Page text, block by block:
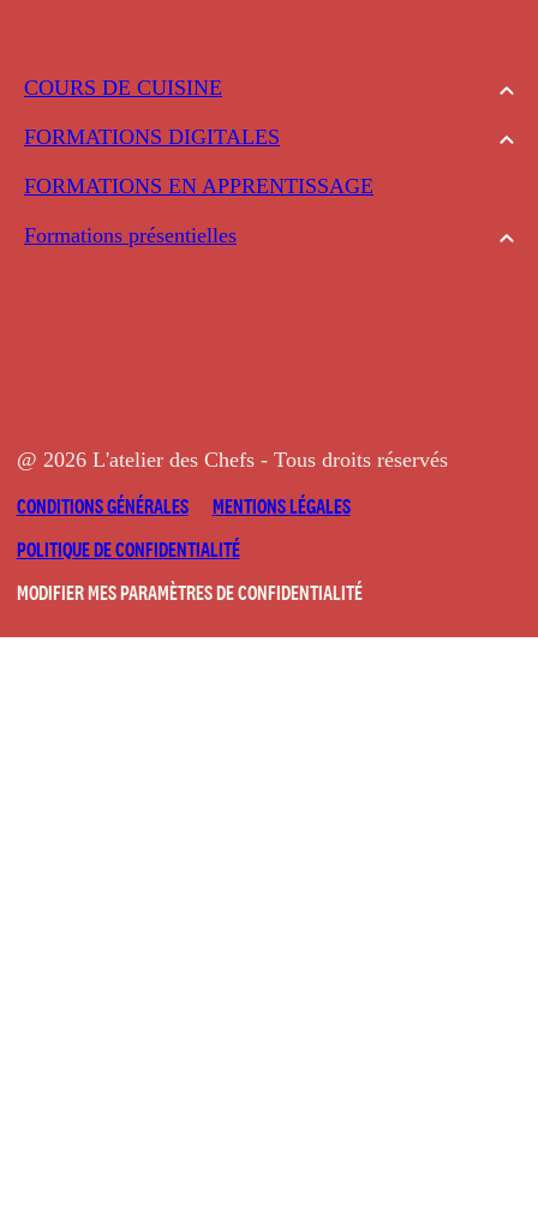
COURS DE CUISINE
FORMATIONS DIGITALES
FORMATIONS EN APPRENTISSAGE
Formations présentielles
@ 2026 L'atelier des Chefs - Tous droits réservés
CONDITIONS GÉNÉRALES
MENTIONS LÉGALES
POLITIQUE DE CONFIDENTIALITÉ
MODIFIER MES PARAMÈTRES DE CONFIDENTIALITÉ